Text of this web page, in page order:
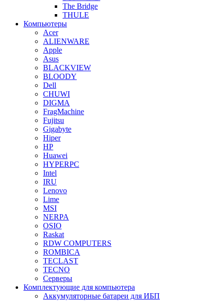
The Bridge
THULE
Компьютеры
Acer
ALIENWARE
Apple
Asus
BLACKVIEW
BLOODY
Dell
CHUWI
DIGMA
FragMachine
Fujitsu
Gigabyte
Hiper
HP
Huawei
HYPERPC
Intel
IRU
Lenovo
Lime
MSI
NERPA
OSIO
Raskat
RDW COMPUTERS
ROMBICA
TECLAST
TECNO
Серверы
Комплектующие для компьютера
Аккумуляторные батареи для ИБП